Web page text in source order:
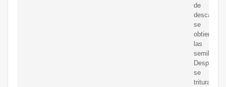
de
se
obtienen
las
semillas.
Después
se
trituran,